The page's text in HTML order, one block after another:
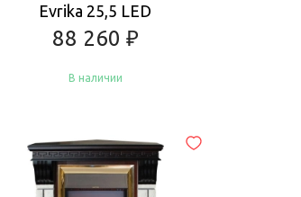
Evrika 25,5 LED
88 260 ₽
В наличии
Купить